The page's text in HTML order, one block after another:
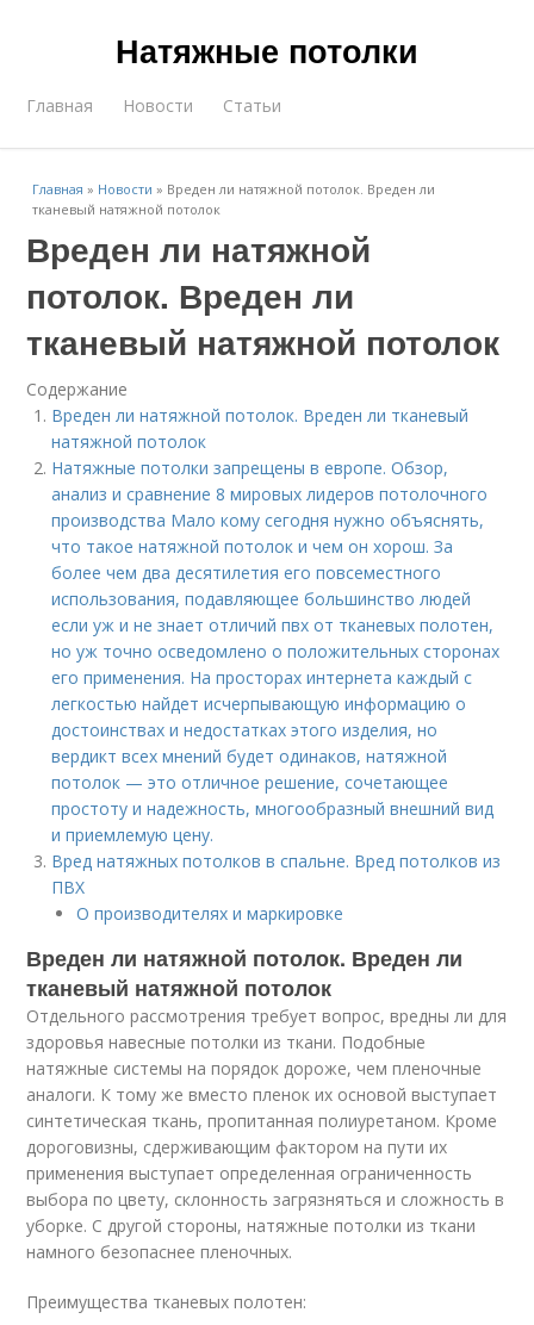
Натяжные потолки
Главная Новости Статьи
Главная » Новости » Вреден ли натяжной потолок. Вреден ли
тканевый натяжной потолок
Вреден ли натяжной
потолок. Вреден ли
тканевый натяжной потолок
Содержание
Вреден ли натяжной потолок. Вреден ли тканевый
натяжной потолок
Натяжные потолки запрещены в европе. Обзор,
анализ и сравнение 8 мировых лидеров потолочного
производства Мало кому сегодня нужно объяснять,
что такое натяжной потолок и чем он хорош. За
более чем два десятилетия его повсеместного
использования, подавляющее большинство людей
если уж и не знает отличий пвх от тканевых полотен,
но уж точно осведомлено о положительных сторонах
его применения. На просторах интернета каждый с
легкостью найдет исчерпывающую информацию о
достоинствах и недостатках этого изделия, но
вердикт всех мнений будет одинаков, натяжной
потолок — это отличное решение, сочетающее
простоту и надежность, многообразный внешний вид
и приемлемую цену.
Вред натяжных потолков в спальне. Вред потолков из
ПВХ
О производителях и маркировке
Вреден ли натяжной потолок. Вреден ли
тканевый натяжной потолок
Отдельного рассмотрения требует вопрос, вредны ли для
здоровья навесные потолки из ткани. Подобные
натяжные системы на порядок дороже, чем пленочные
аналоги. К тому же вместо пленок их основой выступает
синтетическая ткань, пропитанная полиуретаном. Кроме
дороговизны, сдерживающим фактором на пути их
применения выступает определенная ограниченность
выбора по цвету, склонность загрязняться и сложность в
уборке. С другой стороны, натяжные потолки из ткани
намного безопаснее пленочных.
Преимущества тканевых полотен: